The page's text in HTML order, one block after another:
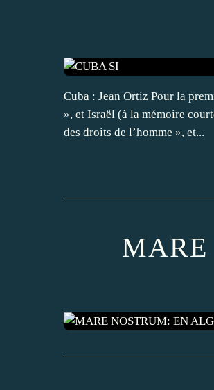
Cuba : Jean Ortiz Pour la
», et Israël (à la mémoire
des droits de l’homme », et...
MARE